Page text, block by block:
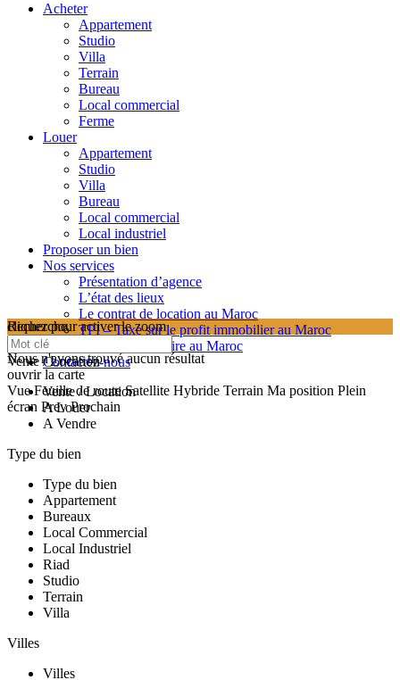
Acheter
Appartement
Studio
Villa
Terrain
Bureau
Local commercial
Ferme
Louer
Appartement
Studio
Villa
Bureau
Local commercial
Local industriel
Proposer un bien
Nos services
Présentation d’agence
L’état des lieux
Le contrat de location au Maroc
TPI – Taxe sur le profit immobilier au Maroc
Les frais de notaire au Maroc
Contactez-nous
cliquez pour activer le zoom
searching...
Nous n'avons trouvé aucun résultat
ouvrir la carte
Vue Feuille de route Satellite Hybride Terrain Ma position Plein
écran Prev Prochain
Recherche
Vente / Location
Vente / Location
A Louer
A Vendre
Type du bien
Type du bien
Appartement
Bureaux
Local Commercial
Local Industriel
Riad
Studio
Terrain
Villa
Villes
Villes